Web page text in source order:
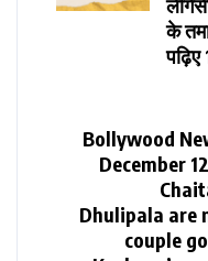
के
Bollywood
December
Dhulipala are
couple